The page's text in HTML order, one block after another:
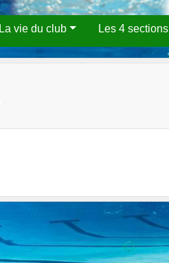
La vie du club Les 4 sections